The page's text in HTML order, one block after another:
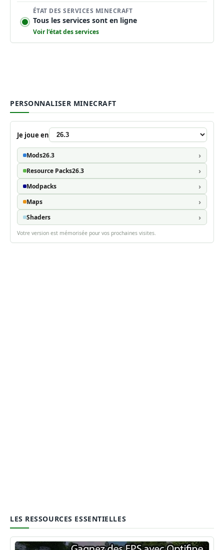
ÉTAT DES SERVICES MINECRAFT
Tous les services sont en ligne
Voir l’état des services
PERSONNALISER MINECRAFT
Je joue en
Mods26.3
Resource Packs26.3
Modpacks
Maps
Shaders
Votre version est mémorisée pour vos prochaines visites.
LES RESSOURCES ESSENTIELLES